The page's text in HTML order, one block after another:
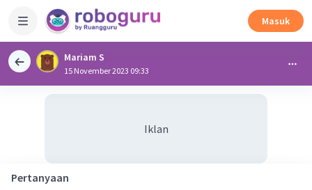
Masuk
Mariam S
15 November 2023 09:33
Iklan
Pertanyaan